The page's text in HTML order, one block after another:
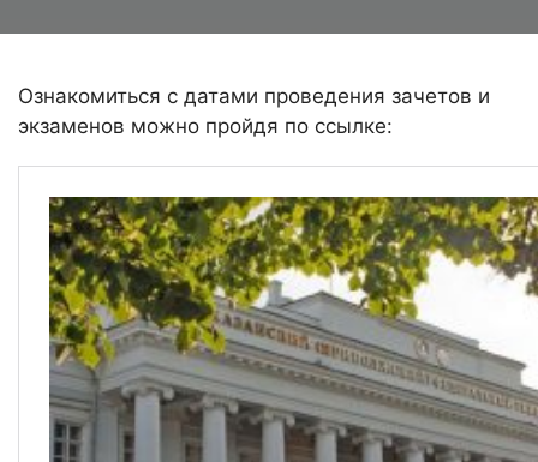
Ознакомиться с датами проведения зачетов и
экзаменов можно пройдя по ссылке: